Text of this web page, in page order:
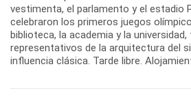
vestimenta, el parlamento y el estadio
celebraron los primeros juegos
biblioteca, la academia y la
representativos de la arquitectura del
influencia clásica. Tarde libre.